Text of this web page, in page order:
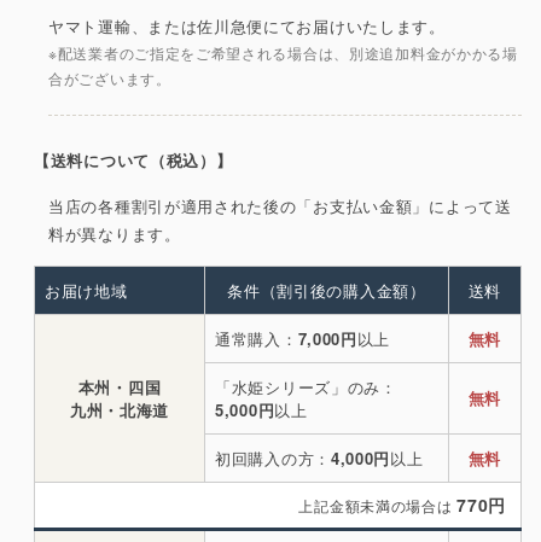
ヤマト運輸、または佐川急便にてお届けいたします。
※配送業者のご指定をご希望される場合は、別途追加料金がかかる場
合がございます。
【送料について（税込）】
当店の各種割引が適用された後の「お支払い金額」によって送
料が異なります。
お届け地域 条件（割引後の購入金額） 送料
本州・四国
九州・北海道
通常購入： 7,000円以上 無料
「水姫シリーズ」のみ：
5,000円以上
無料
初回購入の方： 4,000円以上 無料
上記金額未満の場合は770円